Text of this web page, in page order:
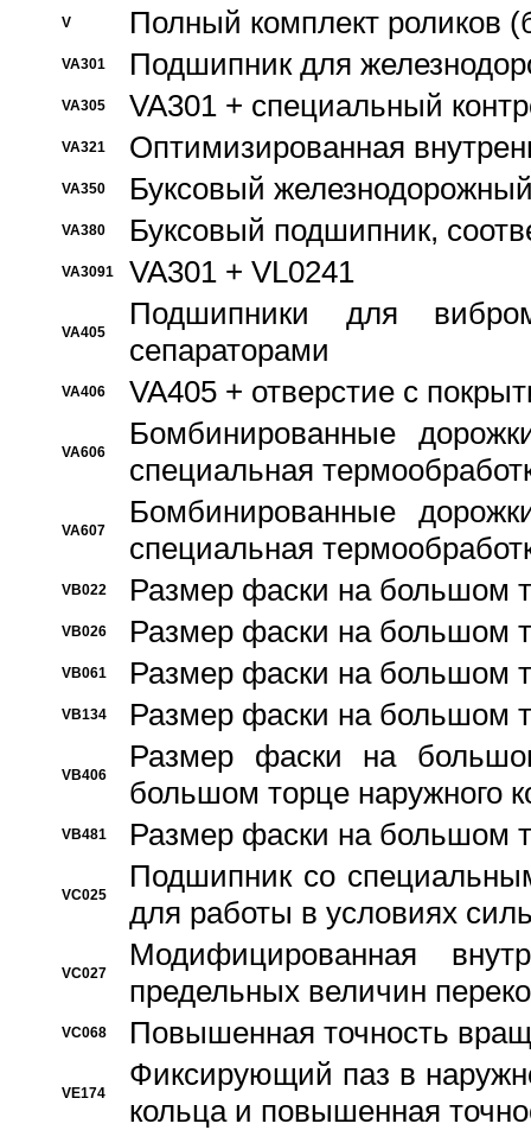
V Полный комплект роликов
VA301 Подшипник для
VA305 VA301 + специальный
VA321 Оптимизированная
VA350 Буксовый
VA380 Буксовый подшипник,
VA3091 VA301 + VL0241
VA405
Подшипники для
сепараторами
VA406 VA405 + отверстие с
VA606
Бомбинированные
специальная
VA607
Бомбинированные
специальная
VB022 Размер фаски на большом
VB026 Размер фаски на большом
VB061 Размер фаски на большом
VB134 Размер фаски на большом
VB406
Размер фаски на
большом торце наружного
VB481 Размер фаски на большом
VC025
Подшипник со
для работы в условиях
VC027
Модифицированная
предельных величин
VC068 Повышенная точность
VE174
Фиксирующий паз в
кольца и повышенная